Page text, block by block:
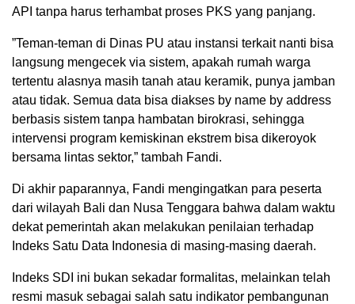
API tanpa harus terhambat proses PKS yang panjang.
​”Teman-teman di Dinas PU atau instansi terkait nanti bisa
langsung mengecek via sistem, apakah rumah warga
tertentu alasnya masih tanah atau keramik, punya jamban
atau tidak. Semua data bisa diakses by name by address
berbasis sistem tanpa hambatan birokrasi, sehingga
intervensi program kemiskinan ekstrem bisa dikeroyok
bersama lintas sektor,” tambah Fandi.
​Di akhir paparannya, Fandi mengingatkan para peserta
dari wilayah Bali dan Nusa Tenggara bahwa dalam waktu
dekat pemerintah akan melakukan penilaian terhadap
Indeks Satu Data Indonesia di masing-masing daerah.
​Indeks SDI ini bukan sekadar formalitas, melainkan telah
resmi masuk sebagai salah satu indikator pembangunan